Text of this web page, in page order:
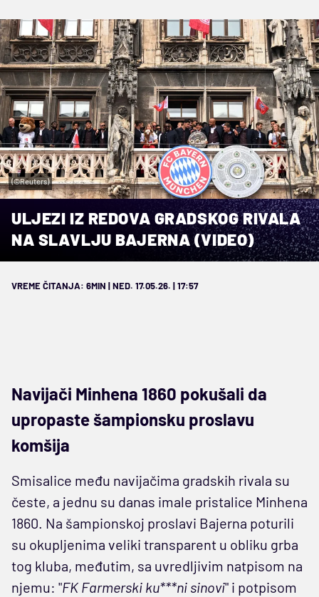
(©Reuters)
ULJEZI IZ REDOVA GRADSKOG RIVALA
NA SLAVLJU BAJERNA (VIDEO)
VREME ČITANJA: 6MIN | NED. 17.05.26. | 17:57
Navijači Minhena 1860 pokušali da
upropaste šampionsku proslavu
komšija
Smisalice među navijačima gradskih rivala su
česte, a jednu su danas imale pristalice Minhena
1860. Na šampionskoj proslavi Bajerna poturili
su okupljenima veliki transparent u obliku grba
tog kluba, međutim, sa uvredljivim natpisom na
njemu: "FK Farmerski ku***ni sinovi" i potpisom